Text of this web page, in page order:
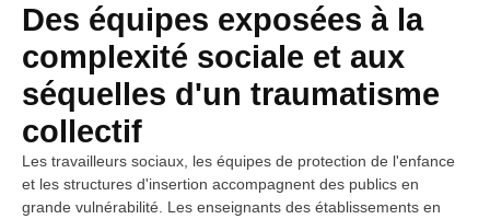
Des équipes exposées à la
complexité sociale et aux
séquelles d'un traumatisme
collectif
Les travailleurs sociaux, les équipes de protection de l'enfance
et les structures d'insertion accompagnent des publics en
grande vulnérabilité. Les enseignants des établissements en